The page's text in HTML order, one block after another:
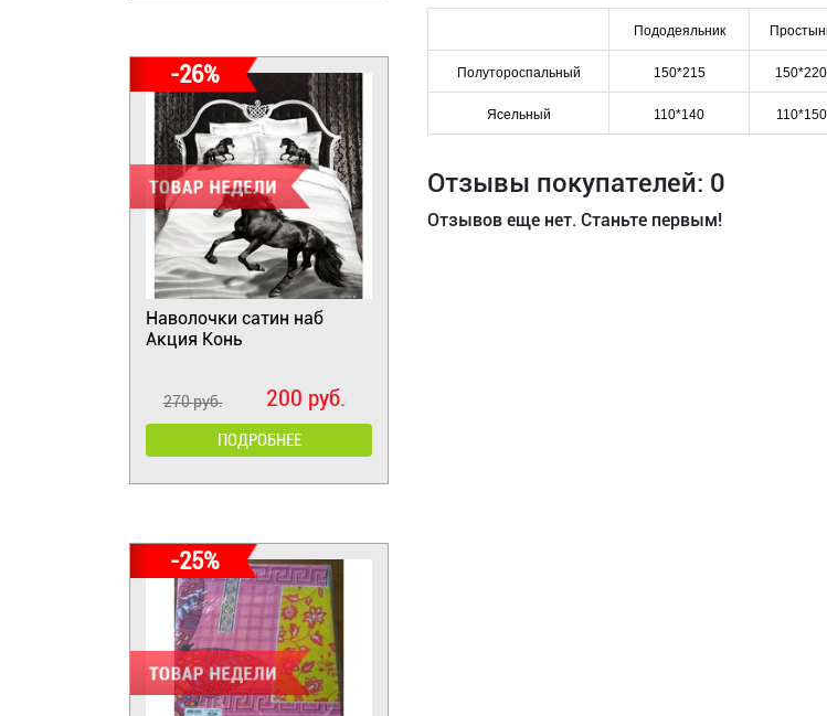
-26%
Наволочки сатин наб
Акция Конь
270 руб. 200 руб.
ПОДРОБНЕЕ
-25%
Пододеяльник
Полутороспальный 150*215 150*220
Ясельный 110*140 110*150
Отзывы покупателей: 0
Отзывов еще нет. Станьте первым!